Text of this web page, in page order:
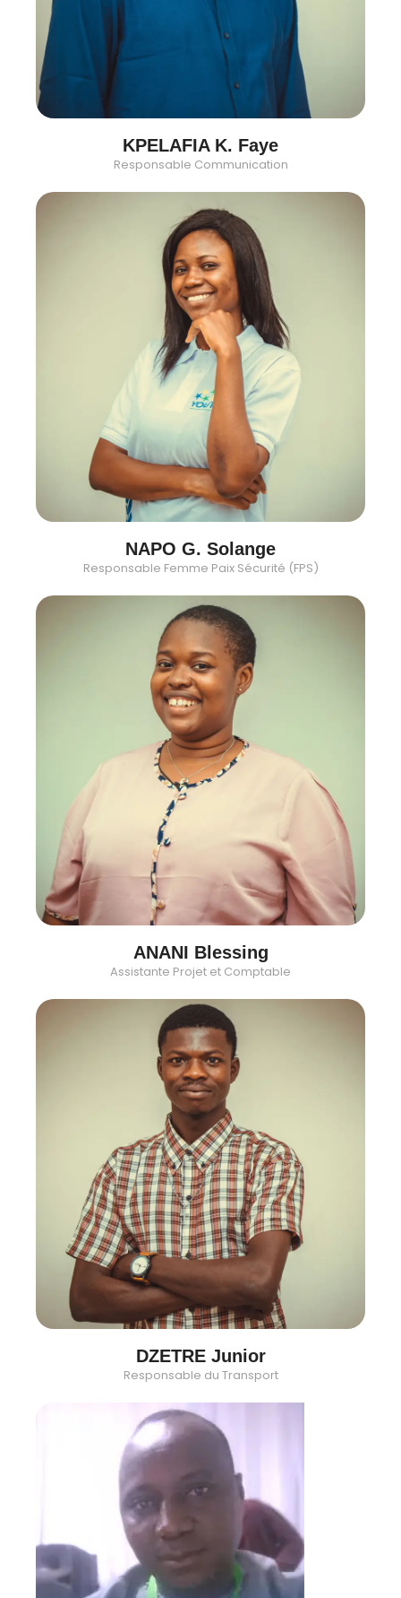
KPELAFIA K. Faye
Responsable Communication
NAPO G. Solange
Responsable Femme Paix Sécurité (FPS)
ANANI Blessing
Assistante Projet et Comptable
DZETRE Junior
Responsable du Transport